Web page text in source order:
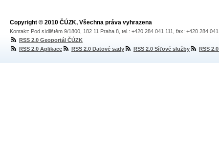
Copyright © 2010 ČÚZK, Všechna práva vyhrazena
Kontakt: Pod sídlištěm 9/1800, 182 11 Praha 8, tel.: +420 284 041 111, fax: +420 284
RSS 2.0 Geoportál ČÚZK
RSS 2.0 Aplikace
RSS 2.0 Datové sady RSS 2.0 Síťové služby RSS